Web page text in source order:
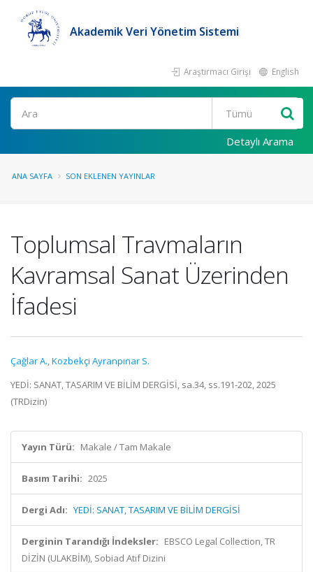
Akademik Veri Yönetim Sistemi
Araştırmacı Girişi English
Ara
Detaylı Arama
ANA SAYFA SON EKLENEN YAYINLAR
Toplumsal Travmaların
Kavramsal Sanat Üzerinden
İfadesi
Çağlar A.,Kozbekçi Ayranpınar S.
YEDİ: SANAT, TASARIM VE BİLİM DERGİSİ, sa.34, ss.191-202, 2025
(TRDizin)
Yayın Türü: Makale / Tam Makale
Basım Tarihi: 2025
Dergi Adı: YEDİ: SANAT, TASARIM VE BİLİM DERGİSİ
Derginin Tarandığı İndeksler: EBSCO Legal Collection, TR
DİZİN (ULAKBİM), Sobiad Atıf Dizini